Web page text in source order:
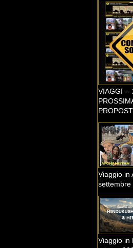
VIAGGI --
Viaggio in
settembre
Viaggio in